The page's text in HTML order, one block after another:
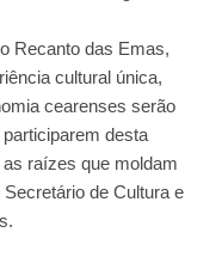
Recanto das Emas,
cultural única,
cearenses serão
desta
raízes que moldam
de Cultura e